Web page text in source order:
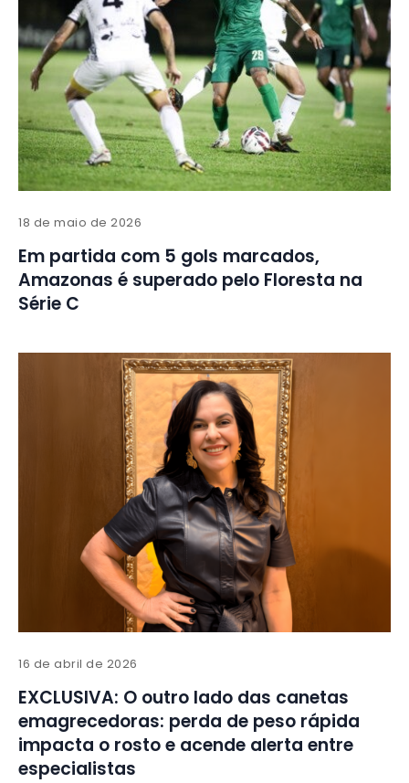
18 de maio de 2026
Em partida com 5 gols marcados,
Amazonas é superado pelo Floresta na
Série C
16 de abril de 2026
EXCLUSIVA: O outro lado das canetas
emagrecedoras: perda de peso rápida
impacta o rosto e acende alerta entre
especialistas